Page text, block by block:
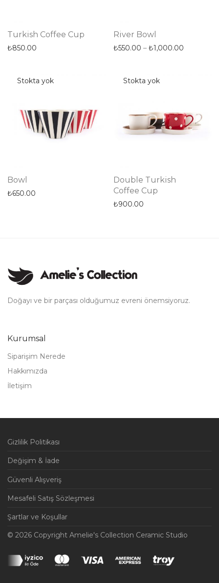
Turkish Coffee Cup
₺850.00
River Bowl
₺550.00 – ₺1,000.00
Bowl
₺650.00
Double Turkish
Coffee Cup
₺900.00
Doğayı ve bir parçası olduğumuz evreni önemsiyoruz.
Kurumsal
Siparişim Nerede
Hakkımızda
İletişim
Gizlilik Politikası
Değişim & İade
Güvenli Alışveriş
Mesafeli Satış Sözleşmesi
Şartlar ve Koşullar
© 2026 Copyright Amelie's Collection Ceramic Studio